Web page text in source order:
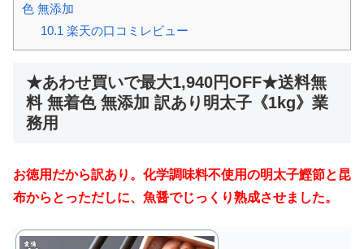
色 無添加
10.1 楽天の口コミレビュー
★あわせ買いで最大1,940円OFF★送料無
料 無着色 無添加 訳あり明太子《1kg》業
務用
お徳用だから訳あり。化学調味料不使用の明太子鰹節と昆
布からとっただしに、魚醤でじっくり熟成させました。